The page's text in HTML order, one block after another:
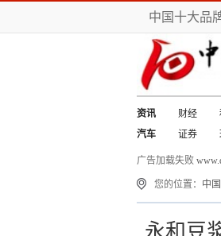
中国十大品
资讯 财经
汽车
证券
广告加载失败
您的位置： 中
永和豆